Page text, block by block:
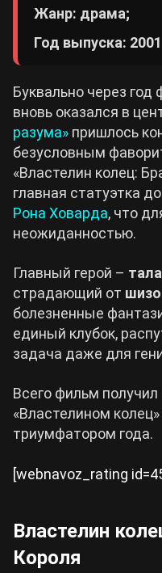
Жанр: драма;
Год выпуска:
Буквально через год
вновь оказался в
разума» пришлось
безусловным
«Властелин колец:
главная статуэтка
Рона Ховарда, что
неожиданностью.
Главный герой –
страдающий от
болезненные
единый клубок,
задача даже для
Всего фильм получил
«Властелином
триумфатором года.
[webnavoz_rating
Властелин
Короля